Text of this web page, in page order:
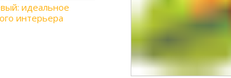
идеальное
интерьера